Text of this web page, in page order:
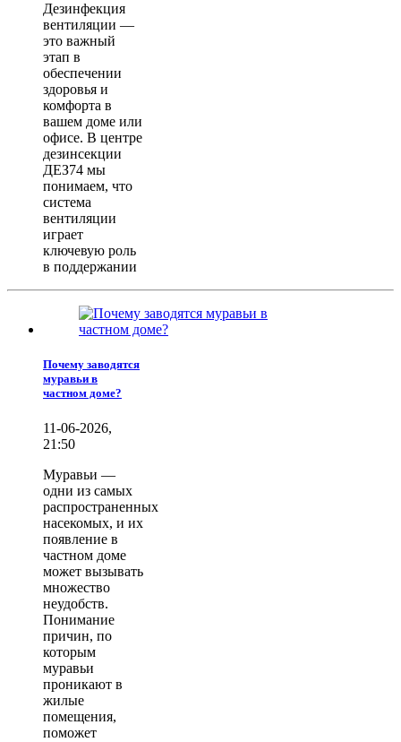
Дезинфекция
вентиляции —
это важный
этап в
обеспечении
здоровья и
комфорта в
вашем доме или
офисе. В центре
дезинсекции
ДЕЗ74 мы
понимаем, что
система
вентиляции
играет
ключевую роль
в поддержании
Почему заводятся
муравьи в
частном доме?
11-06-2026,
21:50
Муравьи —
одни из самых
распространенных
насекомых, и их
появление в
частном доме
может вызывать
множество
неудобств.
Понимание
причин, по
которым
муравьи
проникают в
жилые
помещения,
поможет